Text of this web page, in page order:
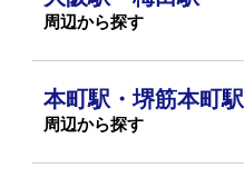
周辺から探す
本町駅・堺筋本町駅
周辺から探す